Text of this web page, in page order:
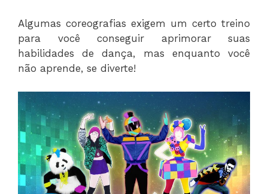
Algumas coreografias exigem um certo treino
para você conseguir aprimorar suas
habilidades de dança, mas enquanto você
não aprende, se diverte!